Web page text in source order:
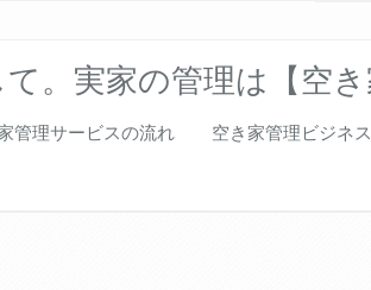
。実家の管理は【空き
管理サービスの流れ 空き家管理ビジネ